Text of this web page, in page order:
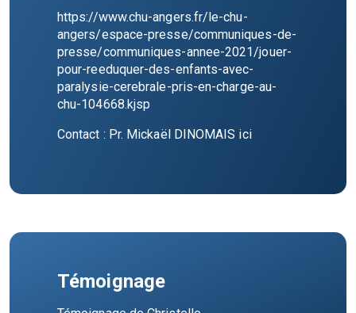
https://www.chu-angers.fr/le-chu-
angers/espace-presse/communiques-de-
presse/communiques-annee-2021/jouer-
pour-reeduquer-des-enfants-avec-
paralysie-cerebrale-pris-en-charge-au-
chu-104668.kjsp
Contact : Pr. Mickaël DINOMAIS ici
Témoignage